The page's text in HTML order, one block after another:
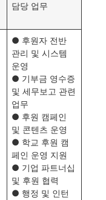
담당 업무
● 후원자 전반
관리 및 시스템
운영
● 기부금 영수증
및 세무보고 관련
업무
● 후원 캠페인
및 콘텐츠 운영
● 학교 후원 캠
페인 운영 지원
● 기업 파트너십
및 후원 협력
● 행정 및 인턴